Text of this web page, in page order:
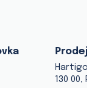
130 00,